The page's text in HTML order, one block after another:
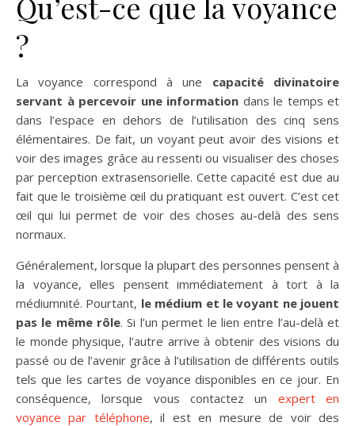
?
La voyance correspond à une capacité divinatoire
servant à percevoir une information dans le temps et
dans l’espace en dehors de l’utilisation des cinq sens
élémentaires. De fait, un voyant peut avoir des visions et
voir des images grâce au ressenti ou visualiser des choses
par perception extrasensorielle. Cette capacité est due au
fait que le troisième œil du pratiquant est ouvert. C’est cet
œil qui lui permet de voir des choses au-delà des sens
normaux.
Généralement, lorsque la plupart des personnes pensent à
la voyance, elles pensent immédiatement à tort à la
médiumnité. Pourtant, le médium et le voyant ne jouent
pas le même rôle. Si l’un permet le lien entre l’au-delà et
le monde physique, l’autre arrive à obtenir des visions du
passé ou de l’avenir grâce à l’utilisation de différents outils
tels que les cartes de voyance disponibles en ce jour. En
conséquence, lorsque vous contactez un expert en
voyance par téléphone, il est en mesure de voir des